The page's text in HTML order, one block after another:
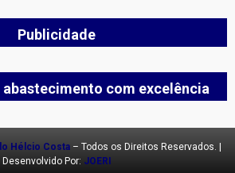
Publicidade
com excelência
Hélcio Costa – Todos os Direitos Reservados. |
Desenvolvido Por: JOERI